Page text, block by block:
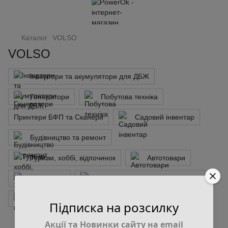
Каталог VOLSO
VOLSO
Інвертори та акумулятори для ДБЖ
Генератори Побутова техніка
Принтери БФП та Сканери Садовий інвентар
Будівництво та ремонт
Туризм, хоббі, відпочинок Автотовари
Зоотовари Побутові аксесуари та гаджети
Підписка на розсилку
Акції та Новинки сайту на email